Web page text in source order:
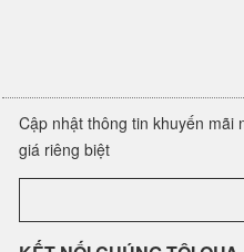
Cập nhật thông tin khuyến mãi
giá riêng biệt